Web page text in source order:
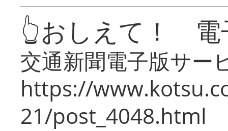
👆おしえて！ 電
交通新聞電子版サー
https://
21/post_4048.html